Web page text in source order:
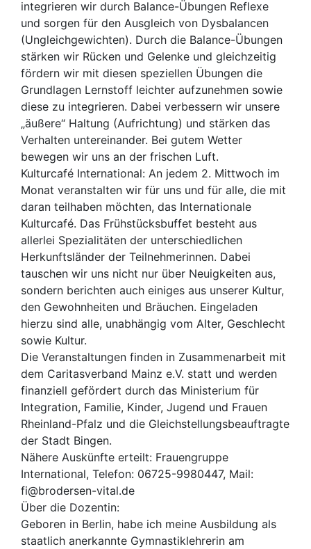
integrieren wir durch Balance-Übungen Reflexe
und sorgen für den Ausgleich von Dysbalancen
(Ungleichgewichten). Durch die Balance-Übungen
stärken wir Rücken und Gelenke und gleichzeitig
fördern wir mit diesen speziellen Übungen die
Grundlagen Lernstoff leichter aufzunehmen sowie
diese zu integrieren. Dabei verbessern wir unsere
„äußere“ Haltung (Aufrichtung) und stärken das
Verhalten untereinander. Bei gutem Wetter
bewegen wir uns an der frischen Luft.
Kulturcafé International: An jedem 2. Mittwoch im
Monat veranstalten wir für uns und für alle, die mit
daran teilhaben möchten, das Internationale
Kulturcafé. Das Frühstücksbuffet besteht aus
allerlei Spezialitäten der unterschiedlichen
Herkunftsländer der Teilnehmerinnen. Dabei
tauschen wir uns nicht nur über Neuigkeiten aus,
sondern berichten auch einiges aus unserer Kultur,
den Gewohnheiten und Bräuchen. Eingeladen
hierzu sind alle, unabhängig vom Alter, Geschlecht
sowie Kultur.
Die Veranstaltungen finden in Zusammenar­beit mit
dem Caritasverband Mainz e.V. statt und werden
finanziell gefördert durch das Ministerium für
Integration, Familie, Kinder, Jugend und Frauen
Rheinland-Pfalz und die Gleichstellungsbeauftragte
der Stadt Bingen.
Nähere Auskünfte erteilt: Frauengruppe
International, Telefon: 06725-9980447, Mail:
fi@brodersen-vital.de
Über die Dozentin:
Geboren in Berlin, habe ich meine Ausbildung als
staatlich anerkannte Gymnastiklehrerin am